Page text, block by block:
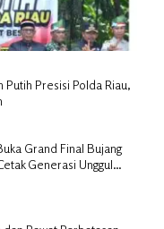
Presisi Polda Riau,
Grand Final Bujang
Generasi Unggul